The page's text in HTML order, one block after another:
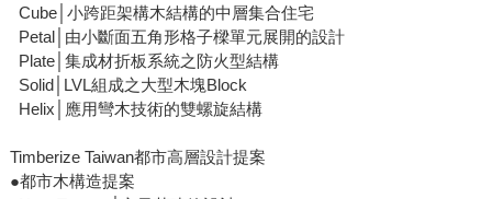
Cube│小跨距架構木結構的中層集合住宅
Petal│由小斷面五角形格子樑單元展開的設計
Plate│集成材折板系統之防火型結構
Solid│LVL組成之大型木塊Block
Helix│應用彎木技術的雙螺旋結構
Timberize Taiwan都市高層設計提案
●都市木構造提案